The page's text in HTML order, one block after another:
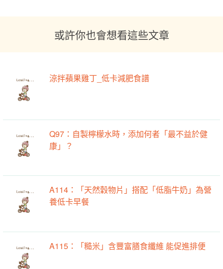
或許你也會想看這些文章
涼拌蘋果雞丁_低卡減肥食譜
Q97：自製檸檬水時，添加何者「最不益於健
康」？
A114：「天然穀物片」搭配「低脂牛奶」為營
養低卡早餐
A115：「糙米」含豐富膳食纖維 能促進排便